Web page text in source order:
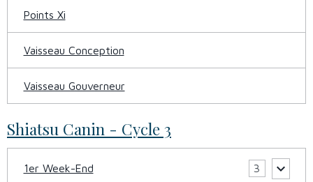
Points Xi
Vaisseau Conception
Vaisseau Gouverneur
Shiatsu Canin - Cycle 3
1er Week-End 3